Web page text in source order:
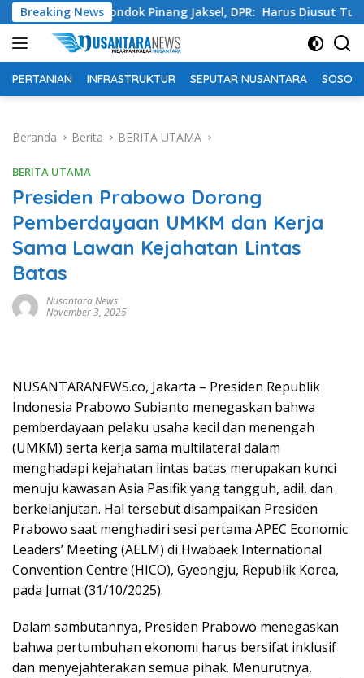
Langsung
ke
konten
Breaking News
Pondok Pinang Jaksel, DPR: Harus Diusut Tuntas
PERTANIAN INFRASTRUKTUR SEPUTAR NUSANTARA SOSOK
Beranda Berita BERITA UTAMA
BERITA UTAMA
Presiden Prabowo Dorong
Pemberdayaan UMKM dan Kerja
Sama Lawan Kejahatan Lintas
Batas
Nusantara News
November 3, 2025
NUSANTARANEWS.co, Jakarta – Presiden Republik
Indonesia Prabowo Subianto menegaskan bahwa
pemberdayaan pelaku usaha kecil dan menengah
(UMKM) serta kerja sama multilateral dalam
menghadapi kejahatan lintas batas merupakan kunci
menuju kawasan Asia Pasifik yang tangguh, adil, dan
berkelanjutan. Hal tersebut disampaikan Presiden
Prabowo saat menghadiri sesi pertama APEC Economic
Leaders’ Meeting (AELM) di Hwabaek International
Convention Centre (HICO), Gyeongju, Republik Korea,
pada Jumat (31/10/2025).
Dalam sambutannya, Presiden Prabowo menegaskan
bahwa pertumbuhan ekonomi harus bersifat inklusif
dan menyejahterakan semua pihak. Menurutnya,